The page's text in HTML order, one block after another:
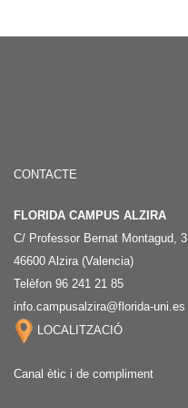
CONTACTE
FLORIDA CAMPUS ALZIRA
C/ Professor Bernat Montagud, 3
46600 Alzira (Valencia)
Telèfon 96 241 21 85
info.campusalzira@florida-uni.es
LOCALITZACIÓ
Canal ètic i de compliment